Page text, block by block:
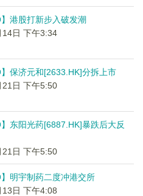
】港股打新步入破发潮
14日 下午3:34
】保济元和[2633.HK]分拆上市
21日 下午5:50
】东阳光药[6887.HK]暴跌后大反
21日 下午5:50
】明宇制药二度冲港交所
13日 下午4:08